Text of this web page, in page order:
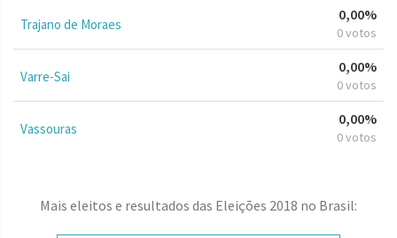
Trajano de Moraes
0,00%
0 votos
Varre-Sai
0,00%
0 votos
Vassouras
0,00%
0 votos
Mais eleitos e resultados das Eleições 2018 no Brasil: